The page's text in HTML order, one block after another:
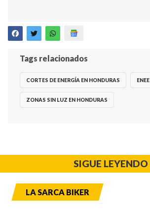
Tags relacionados
CORTES DE ENERGÍA EN HONDURAS ENEE
ZONAS SIN LUZ EN HONDURAS
SIGUE LEYENDO
LA SARCA BIKER